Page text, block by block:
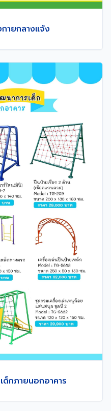
ายกลางแจ้ง
ด็กภายนอกอาคาร